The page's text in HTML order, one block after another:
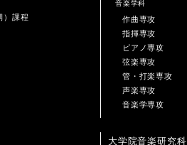
）課程
音楽学科
作曲専攻
指揮専攻
ピアノ専攻
弦楽専攻
管・打楽専攻
声楽専攻
音楽学専攻
大学院音楽研究科